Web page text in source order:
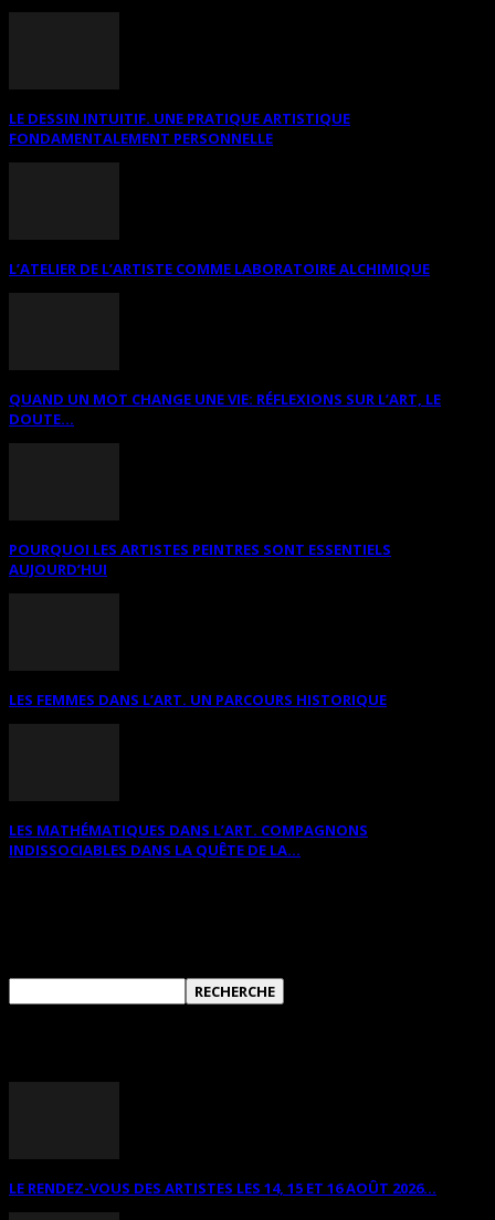
LE DESSIN INTUITIF. UNE PRATIQUE ARTISTIQUE
FONDAMENTALEMENT PERSONNELLE
L’ATELIER DE L’ARTISTE COMME LABORATOIRE ALCHIMIQUE
QUAND UN MOT CHANGE UNE VIE: RÉFLEXIONS SUR L’ART, LE
DOUTE...
POURQUOI LES ARTISTES PEINTRES SONT ESSENTIELS
AUJOURD’HUI
LES FEMMES DANS L’ART. UN PARCOURS HISTORIQUE
LES MATHÉMATIQUES DANS L’ART. COMPAGNONS
INDISSOCIABLES DANS LA QUÊTE DE LA...
LE RENDEZ-VOUS DES ARTISTES LES 14, 15 ET 16 AOÛT 2026...